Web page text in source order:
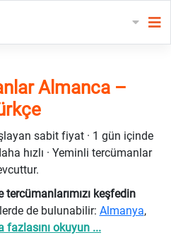
Almanca –
sabit fiyat · 1 gün içinde
hızlı · Yeminli tercümanlar
keşfedin
de bulunabilir: Almanya,
fazlasını okuyun ...